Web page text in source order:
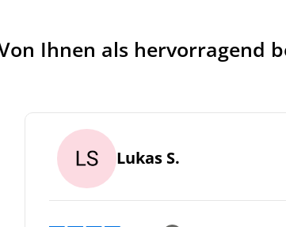
Ihnen als hervorragend
Lukas S.